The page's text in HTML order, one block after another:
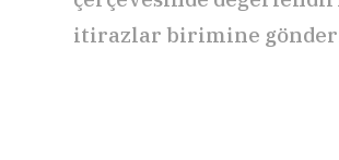
itirazlar birimine